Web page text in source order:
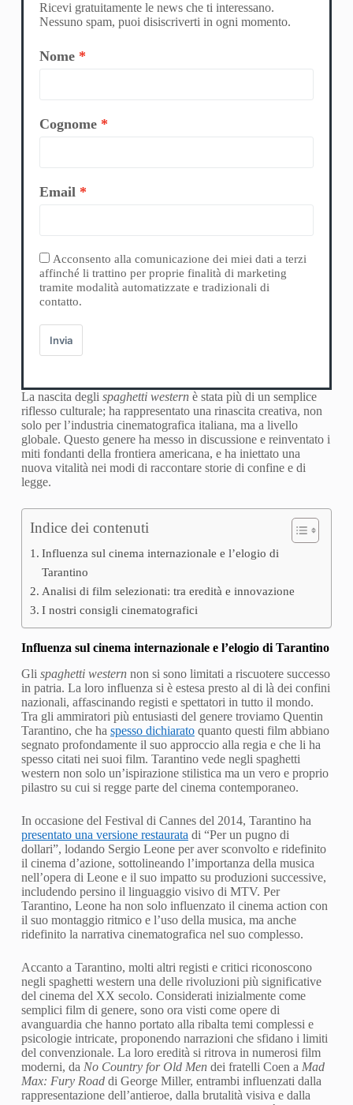
Ricevi gratuitamente le news che ti interessano.
Nessuno spam, puoi disiscriverti in ogni momento.
Nome
Cognome
Email
Acconsento alla comunicazione dei miei dati a terzi
affinché li trattino per proprie finalità di marketing
tramite modalità automatizzate e tradizionali di
contatto.
Invia
La nascita degli spaghetti westernè stata più di un semplice
riflesso culturale; ha rappresentato una rinascita creativa, non
solo per l’industria cinematografica italiana, ma a livello
globale. Questo genere ha messo in discussione e reinventato i
miti fondanti della frontiera americana, e ha iniettato una
nuova vitalità nei modi di raccontare storie di confine e di
legge.
Indice dei contenuti
Influenza sul cinema internazionale e l’elogio di
Tarantino
Analisi di film selezionati: tra eredità e innovazione
I nostri consigli cinematografici
Influenza sul cinema internazionale e l’elogio di Tarantino
Gli spaghetti westernnon si sono limitati a riscuotere successo
in patria. La loro influenza si è estesa presto al di là dei confini
nazionali, affascinando registi e spettatori in tutto il mondo.
Tra gli ammiratori più entusiasti del genere troviamo Quentin
Tarantino, che ha spesso dichiaratoquanto questi film abbiano
segnato profondamente il suo approccio alla regia e che li ha
spesso citati nei suoi film. Tarantino vede negli spaghetti
western non solo un’ispirazione stilistica ma un vero e proprio
pilastro su cui si regge parte del cinema contemporaneo.
In occasione del Festival di Cannes del 2014, Tarantino ha
presentato una versione restaurata di “Per un pugno di
dollari”, lodando Sergio Leone per aver sconvolto e ridefinito
il cinema d’azione, sottolineando l’importanza della musica
nell’opera di Leone e il suo impatto su produzioni successive,
includendo persino il linguaggio visivo di MTV. Per
Tarantino, Leone ha non solo influenzato il cinema action con
il suo montaggio ritmico e l’uso della musica, ma anche
ridefinito la narrativa cinematografica nel suo complesso.
Accanto a Tarantino, molti altri registi e critici riconoscono
negli spaghetti western una delle rivoluzioni più significative
del cinema del XX secolo. Considerati inizialmente come
semplici film di genere, sono ora visti come opere di
avanguardia che hanno portato alla ribalta temi complessi e
psicologie intricate, proponendo narrazioni che sfidano i limiti
del convenzionale. La loro eredità si ritrova in numerosi film
moderni, da No Country for Old Mendei fratelli Coen a Mad
Max: Fury Roaddi George Miller, entrambi influenzati dalla
rappresentazione dell’antieroe, dalla brutalità visiva e dalla